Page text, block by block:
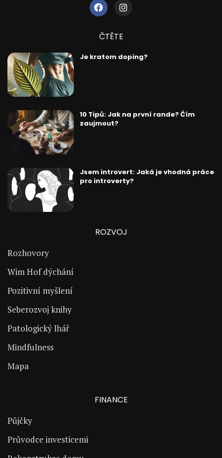
ČTĚTE
Je kratom doping?
10 Tipů: Jak na první rande? Čím
zaujmout?
Jsem introvert: Jaká je vhodná práce
pro introverty?
ROZVOJ
Rozhovory
Wim Hof dýchání
Pozitivní myšlení
Seberozvoj knihy
Patologický lhář
Mindfulness
Mapa
FINANCE
Půjčky
Průvodce investicemi